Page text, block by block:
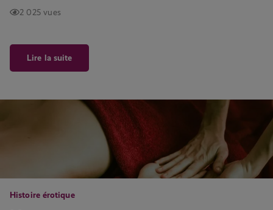
2 025 vues
Lire la suite
Histoire érotique